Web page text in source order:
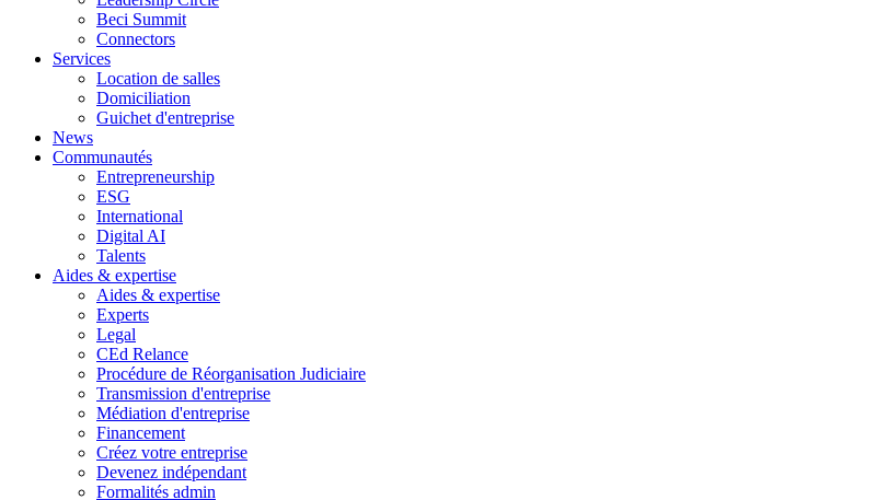
Beci Summit
Connectors
Services
Location de salles
Domiciliation
Guichet d'entreprise
News
Communautés
Entrepreneurship
ESG
International
Digital AI
Talents
Aides & expertise
Aides & expertise
Experts
Legal
CEd Relance
Procédure de Réorganisation Judiciaire
Transmission d'entreprise
Médiation d'entreprise
Financement
Créez votre entreprise
Devenez indépendant
Formalités admin